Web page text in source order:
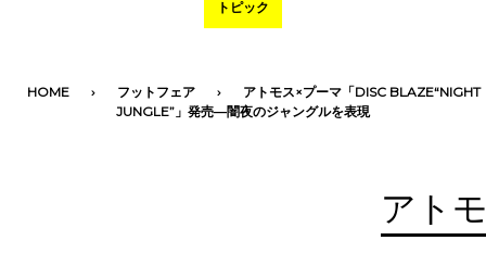
トピック
HOME フットフェア
アトモス×プーマ「DISC BLAZE“NIGHT
JUNGLE”」発売―闇夜のジャングルを表現
アト